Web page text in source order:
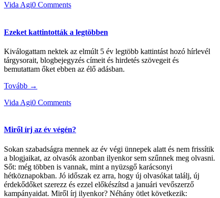
Vida Agi0 Comments
Ezeket kattintották a legtöbben
Kiválogattam nektek az elmúlt 5 év legtöbb kattintást hozó hírlevél
tárgysorait, blogbejegyzés címeit és hirdetés szövegeit és
bemutattam őket ebben az élő adásban.
Tovább →
Vida Agi0 Comments
Miről írj az év végén?
Sokan szabadságra mennek az év végi ünnepek alatt és nem frissítik
a blogjaikat, az olvasók azonban ilyenkor sem szűnnek meg olvasni.
Sőt: még többen is vannak, mint a nyüzsgő karácsonyi
hétköznapokban. Jó időszak ez arra, hogy új olvasókat találj, új
érdekődőket szerezz és ezzel előkészítsd a januári vevőszerző
kampányaidat. Miről írj ilyenkor? Néhány ötlet következik: